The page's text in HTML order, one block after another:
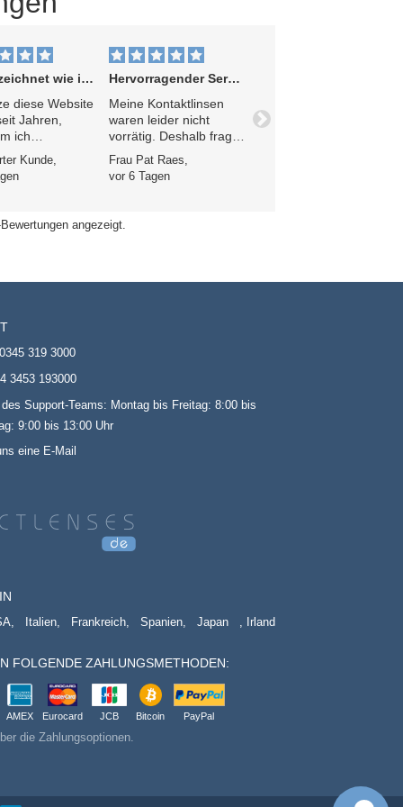
wie immer
diese Website
Jahren,
ich
habe, dass
zum
ist –
ist immer
schnell.
Kunde,
Hervorragender Service
Meine Kontaktlinsen
waren leider nicht
vorrätig. Deshalb fragte
ich an, ob ich eine E-
Mail bekommen könnte,
sobald sie wieder
sehr nette Dame
namens Sophie hat das
meine Linsen jetzt
Unternehmen
zuverlässig ist, und ich
Frau Pat Raes,
vor 6 Tagen
Nächste
angezeigt.
0345 319 3000
3453 193000
Support-Teams: Montag bis Freitag: 8:00 bis
9:00 bis 13:00 Uhr
eine E-Mail
Italien, Frankreich, Spanien, Japan , Irland
FOLGENDE ZAHLUNGSMETHODEN:
AMEX Eurocard JCB Bitcoin PayPal
die Zahlungsoptionen.